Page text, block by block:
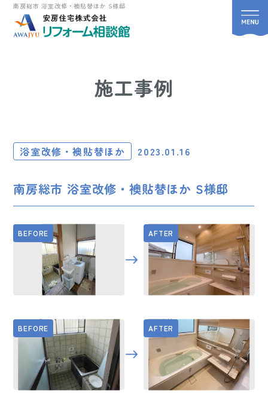
南房総市 浴室改修・襖貼替ほか S様邸
施工事例
浴室改修・襖貼替ほか 2023.01.16
南房総市 浴室改修・襖貼替ほか S様邸